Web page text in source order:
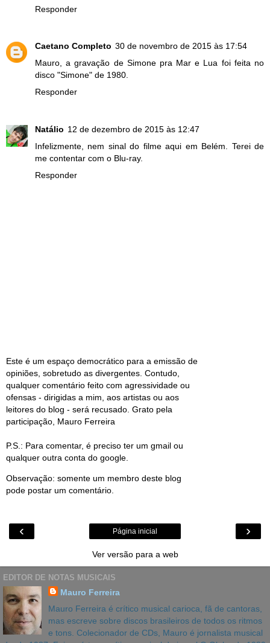
Responder
Caetano Completo 30 de novembro de 2015 às 17:54
Mauro, a gravação de Simone pra Mar e Lua foi feita no
disco "Simone" de 1980.
Responder
Natálio 12 de dezembro de 2015 às 12:47
Infelizmente, nem sinal do filme aqui em Belém. Terei de
me contentar com o Blu-ray.
Responder
Este é um espaço democrático para a emissão de
opiniões, sobretudo as divergentes. Contudo,
qualquer comentário feito com agressividade ou
ofensas - dirigidas a mim, aos artistas ou aos
leitores do blog - será recusado. Grato pela
participação, Mauro Ferreira
P.S.: Para comentar, é preciso ter um gmail ou
qualquer outra conta do google.
Observação: somente um membro deste blog
pode postar um comentário.
‹ ›
Página inicial
Ver versão para a web
EDITOR DE NOTAS MUSICAIS
Mauro Ferreira
Mauro Ferreira é crítico musical carioca, fã de cantoras,
mas escreve sobre discos brasileiros de todos os ritmos
e tons. Colecionador de CDs, Mauro é jornalista musical